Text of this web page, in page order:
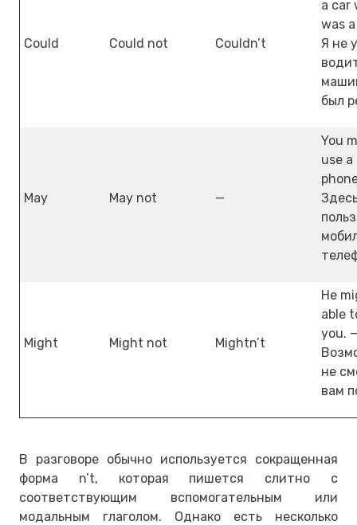
Could Could not Couldn’t
a car
was
Я не
был
May May not —
You
use a
Might Might not Mightn’t
He
able
you.
не
вам
В разговоре обычно используется сокращенная
форма n’t, которая пишется слитно с
соответствующим вспомогательным или
модальным глаголом. Однако есть несколько